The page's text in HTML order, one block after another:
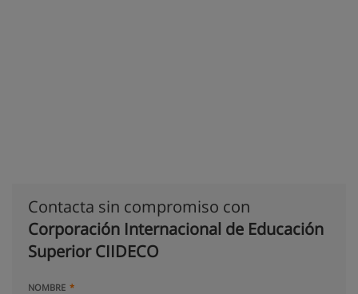
Contacta sin compromiso con
Corporación Internacional de Educación
Superior CIIDECO
NOMBRE